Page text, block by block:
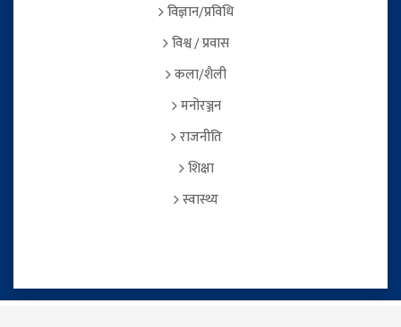
विज्ञान/प्रविधि
विश्व / प्रवास
कला/शैली
मनोरञ्जन
राजनीति
शिक्षा
स्वास्थ्य